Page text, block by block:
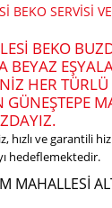
BEKO SERVISI
BEKO
BEYAZ
HER
hızlı ve garantili
hedeflemektedir.
MAHALLESI